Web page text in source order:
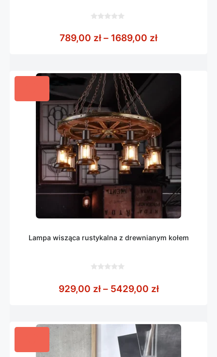
5
789,00 zł – 1689,00 złZakres cen:
Lampa wisząca rustykalna z drewnianym kołem
5
929,00 zł – 5429,00 złZakres cen: